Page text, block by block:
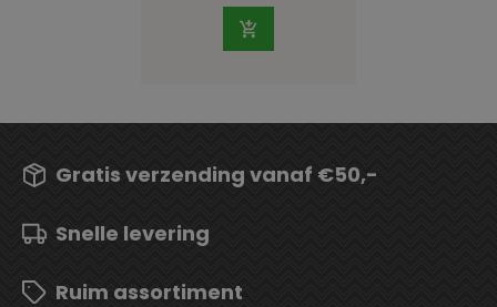
Gratis verzending vanaf €50,-
Snelle levering
Ruim assortiment